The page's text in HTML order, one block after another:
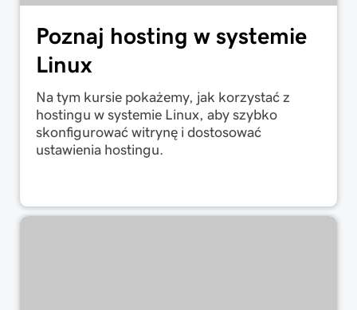
Poznaj hosting w systemie
Linux
Na tym kursie pokażemy, jak korzystać z
hostingu w systemie Linux, aby szybko
skonfigurować witrynę i dostosować
ustawienia hostingu.